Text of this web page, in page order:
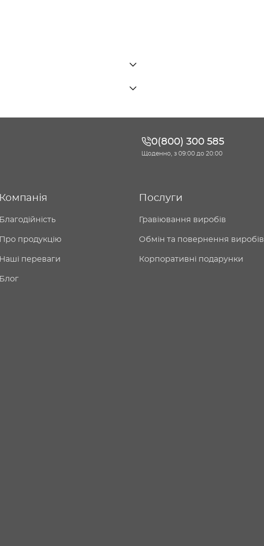
0(800) 300 585
Щоденно, з 09:00 до 20:00
Компанія
Благодійність
Про продукцію
Наші переваги
Блог
Послуги
Гравіювання виробів
Обмін та повернення виробів
Корпоративні подарунки